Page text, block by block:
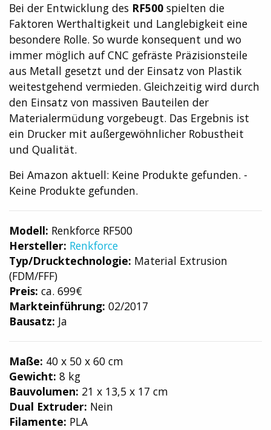
Bei der Entwicklung des RF500 spielten die
Faktoren Werthaltigkeit und Langlebigkeit eine
besondere Rolle. So wurde konsequent und wo
immer möglich auf CNC gefräste Präzisionsteile
aus Metall gesetzt und der Einsatz von Plastik
weitestgehend vermieden. Gleichzeitig wird durch
den Einsatz von massiven Bauteilen der
Materialermüdung vorgebeugt. Das Ergebnis ist
ein Drucker mit außergewöhnlicher Robustheit
und Qualität.
Bei Amazon aktuell: Keine Produkte gefunden. -
Keine Produkte gefunden.
Modell: Renkforce RF500
Hersteller: Renkforce
Typ/Drucktechnologie: Material Extrusion
(FDM/FFF)
Preis: ca. 699€
Markteinführung: 02/2017
Bausatz: Ja
Maße: 40 x 50 x 60 cm
Gewicht: 8 kg
Bauvolumen: 21 x 13,5 x 17 cm
Dual Extruder: Nein
Filamente: PLA